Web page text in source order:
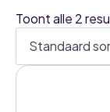
Toont alle 2